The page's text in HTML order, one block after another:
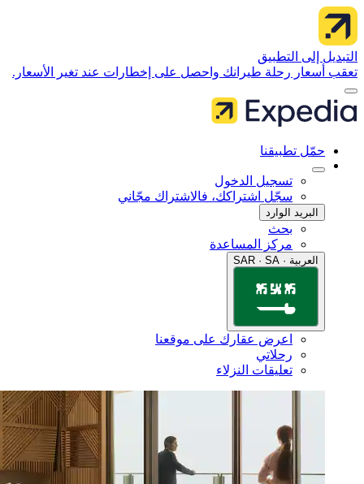
إلى التطبيق
رحلة طيرانك واحصل على إخطارات عند تغير الأسعار.
تطبيقنا
تسجيل الدخول
سجّل اشتراكك، فالاشتراك مجّاني
البريد الوارد
مركز المساعدة
اعرض عقارك على موقعنا
رحلاتي
تعليقات النزلاء